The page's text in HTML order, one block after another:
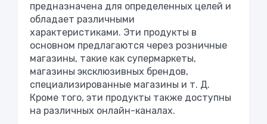
предназначена для определенных целей и
обладает различными
характеристиками. Эти продукты в
основном предлагаются через розничные
магазины, такие как супермаркеты,
магазины эксклюзивных брендов,
специализированные магазины и т. Д.
Кроме того, эти продукты также доступны
на различных онлайн-каналах.